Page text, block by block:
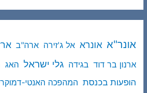
אונר"א אונרא אל ג'זירה ארה"ב
ארנון בר דוד בגידה גלי ישראל האג
הופעות בכנסת
המהפכה האנטי-